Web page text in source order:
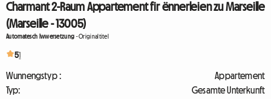
Charmant 2-Raum Appartement fir ënnerleien zu Marseille
(Marseille - 13005)
Automatesch Iwwersetzung -Originaltitel
51
Wunnengstyp :
Appartement
Typ:
Gesamte Unterkunft